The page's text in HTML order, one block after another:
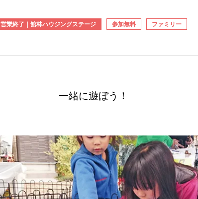
営業終了｜館林ハウジングステージ 参加無料 ファミリー
一緒に遊ぼう！